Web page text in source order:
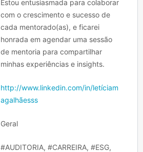
Estou entusiasmada para colaborar
com o crescimento e sucesso de
cada mentorado(as), e ficarei
honrada em agendar uma sessão
de mentoria para compartilhar
minhas experiências e insights.
http://www.linkedin.com/in/letíciam
agalhãesss
Geral
#AUDITORIA, #CARREIRA, #ESG,